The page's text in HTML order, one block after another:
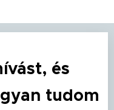
és
tudom